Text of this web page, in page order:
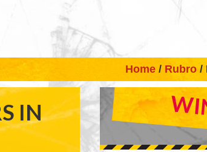
Home / Rubro /
IN
PRIMARY
SIDEBAR